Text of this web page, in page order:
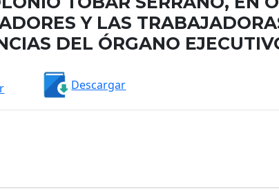
Y LAS
DEL ÓRGANO
Descargar